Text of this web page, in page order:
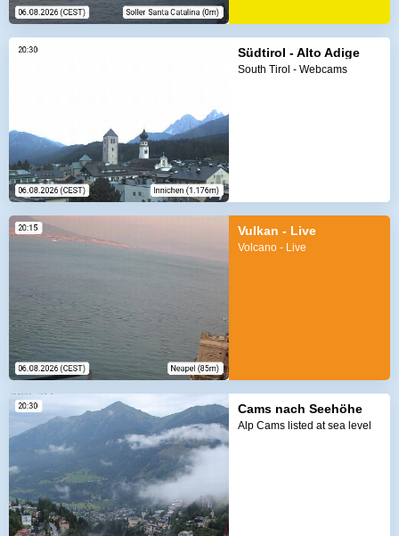
Südtirol - Alto Adige
South Tirol - Webcams
Vulkan - Live
Volcano - Live
Cams nach Seehöhe
Alp Cams listed at sea level